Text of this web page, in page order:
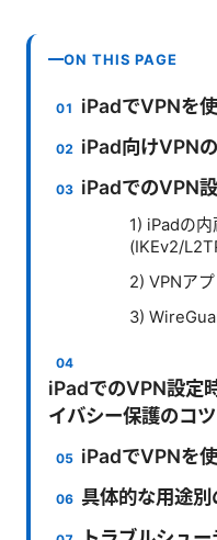
ON THIS PAGE
iPadでVPNを
iPad向けVPN
iPadでのVPN
1) iPadの
(IKEv2/
2) VPNア
3)
iPadでのVPN設定
イバシー保護のコツ
iPadでVPNを
具体的な用途